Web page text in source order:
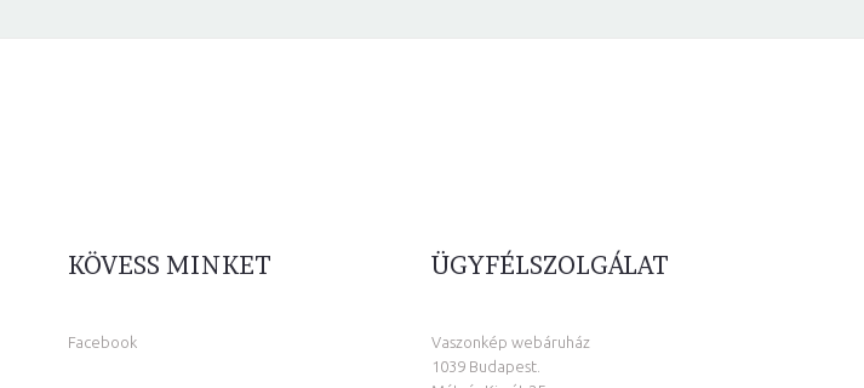
KÖVESS MINKET
Facebook
ÜGYFÉLSZOLGÁLAT
Vaszonkép webáruház
1039 Budapest.